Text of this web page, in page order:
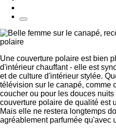
Une couverture polaire est bien
d'intérieur chauffant - elle est
et de culture d'intérieur stylée.
télévision sur le canapé, comme
coucher ou pour les douces
couverture polaire de qualité est
Mais elle ne restera longtemps
agréablement parfumée qu'avec